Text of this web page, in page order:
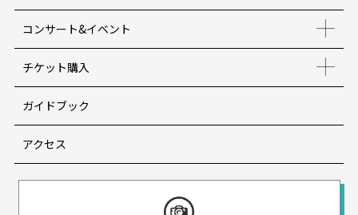
コンサート&イベント
チケット購入
ガイドブック
アクセス